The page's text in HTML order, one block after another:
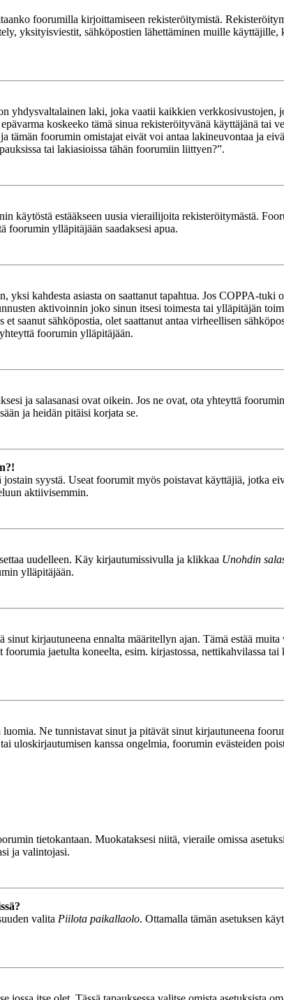
foorumilla kirjoittamiseen rekisteröitymistä.
yksityisviestit, sähköpostien lähettäminen muille
yhdysvaltalainen laki, joka vaatii kaikkien verkkosivustojen,
koskeeko tämä sinua rekisteröityvänä käyttäjänä tai
tämän foorumin omistajat eivät voi antaa lakineuvontaa ja
tai lakiasioissa tähän foorumiin liittyen?”.
käytöstä estääkseen uusia vierailijoita rekisteröitymästä.
foorumin ylläpitäjään saadaksesi apua.
yksi kahdesta asiasta on saattanut tapahtua. Jos COPPA-
aktivoinnin joko sinun itsesi toimesta tai ylläpitäjän
saanut sähköpostia, olet saattanut antaa virheellisen
foorumin ylläpitäjään.
ja salasanasi ovat oikein. Jos ne ovat, ota yhteyttä
ja heidän pitäisi korjata se.
syystä. Useat foorumit myös poistavat käyttäjiä, jotka
aktiivisemmin.
uudelleen. Käy kirjautumissivulla ja klikkaa Unohdin
ylläpitäjään.
kirjautuneena ennalta määritellyn ajan. Tämä estää
jaetulta koneelta, esim. kirjastossa, nettikahvilassa
Ne tunnistavat sinut ja pitävät sinut kirjautuneena
uloskirjautumisen kanssa ongelmia, foorumin evästeiden
tietokantaan. Muokataksesi niitä, vieraile omissa
ja valintojasi.
valita Piilota paikallaolo. Ottamalla tämän asetuksen